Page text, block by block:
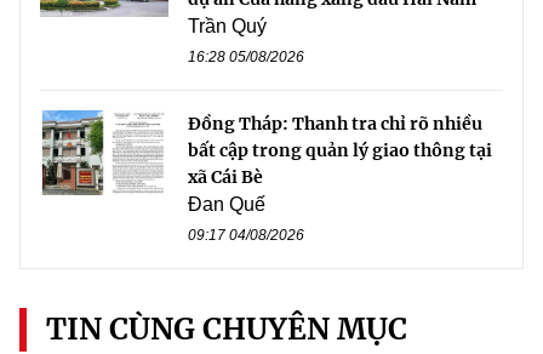
Trần Quý
16:28 05/08/2026
Đồng Tháp: Thanh tra chỉ rõ nhiều
bất cập trong quản lý giao thông tại
xã Cái Bè
Đan Quế
09:17 04/08/2026
TIN CÙNG CHUYÊN MỤC